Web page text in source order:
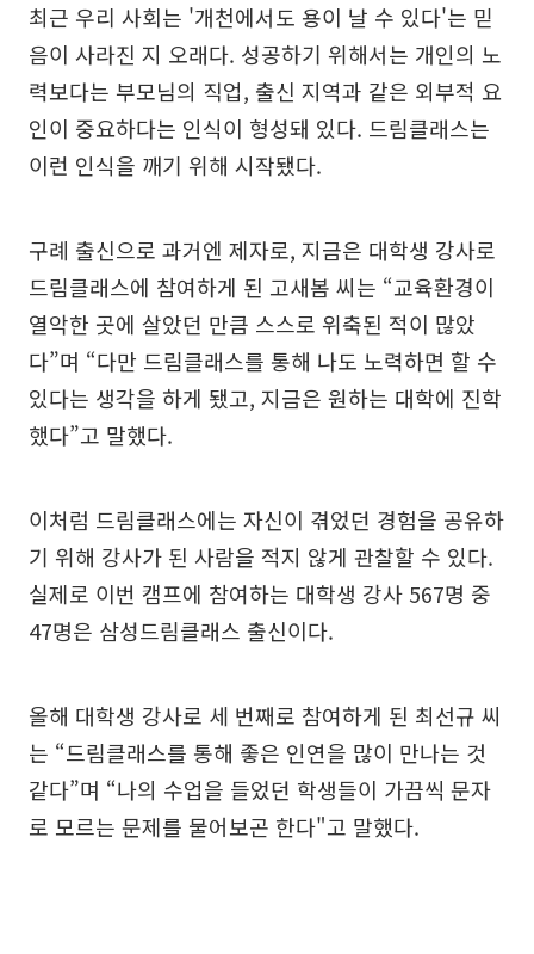
최근 우리 사회는 '개천에서도 용이 날 수 있다'는 믿
음이 사라진 지 오래다. 성공하기 위해서는 개인의 노
력보다는 부모님의 직업, 출신 지역과 같은 외부적 요
인이 중요하다는 인식이 형성돼 있다. 드림클래스는
이런 인식을 깨기 위해 시작됐다.
구례 출신으로 과거엔 제자로, 지금은 대학생 강사로
드림클래스에 참여하게 된 고새봄 씨는 “교육환경이
열악한 곳에 살았던 만큼 스스로 위축된 적이 많았
다”며 “다만 드림클래스를 통해 나도 노력하면 할 수
있다는 생각을 하게 됐고, 지금은 원하는 대학에 진학
했다”고 말했다.
이처럼 드림클래스에는 자신이 겪었던 경험을 공유하
기 위해 강사가 된 사람을 적지 않게 관찰할 수 있다.
실제로 이번 캠프에 참여하는 대학생 강사 567명 중
47명은 삼성드림클래스 출신이다.
올해 대학생 강사로 세 번째로 참여하게 된 최선규 씨
는 “드림클래스를 통해 좋은 인연을 많이 만나는 것
같다”며 “나의 수업을 들었던 학생들이 가끔씩 문자
로 모르는 문제를 물어보곤 한다"고 말했다.